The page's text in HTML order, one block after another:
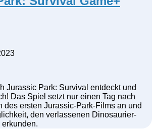
Jurassic Park: Survival entdeckt und
Das Spiel setzt nur einen Tag nach
des ersten Jurassic-Park-Films an und
den verlassenen Dinosaurier-